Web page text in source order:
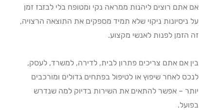
רוצים ליהנות ממראה נקי ומטופח בלי לבזבז זמן
ניקוי שלא תמיד מספקים את התוצאה הרצויה,
לפנות לאנשי מקצוע.
אם אתם צריכים פתרון לבית, לדירה, למשרד, לעסק,
לאחר שיפוץ או לטיפול בפתחים גדולים ומורכבים
– אפשר להתאים את השירות בדיוק למה שנדרש